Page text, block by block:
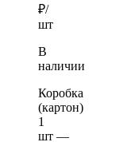
₽/
шт
В
наличии
Коробка
(картон)
1
шт —